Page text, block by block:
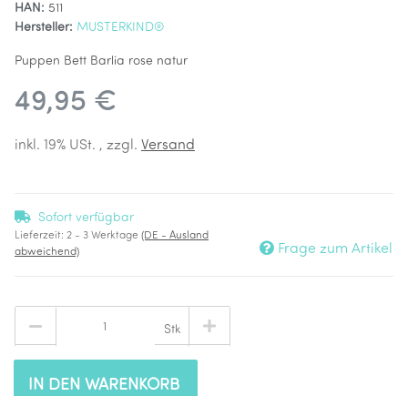
HAN: 511
Hersteller: MUSTERKIND®
Puppen Bett Barlia rose natur
49,95 €
inkl. 19% USt. , zzgl. Versand
Sofort verfügbar
Lieferzeit: 2 - 3 Werktage (DE - Ausland
abweichend)
Frage zum Artikel
Stk
IN DEN WARENKORB